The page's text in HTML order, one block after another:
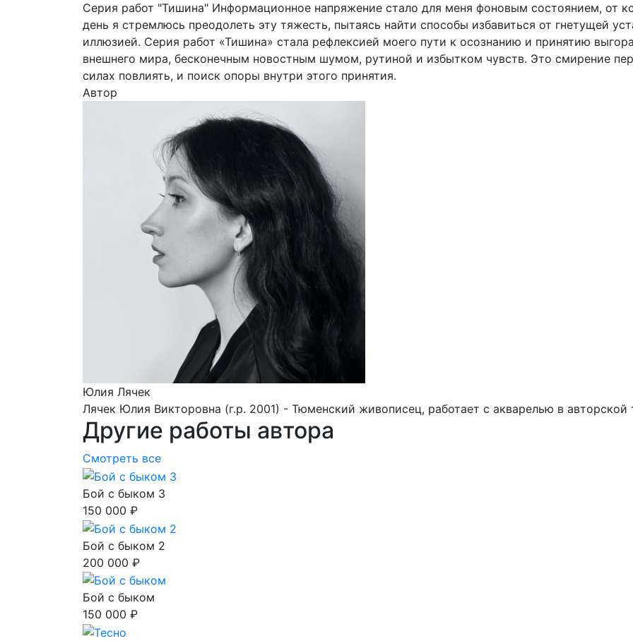
Серия работ "Тишина" Информационное напряжение стало для меня фоновым состоянием, от
день я стремлюсь преодолеть эту тяжесть, пытаясь найти способы избавиться от гнетущей
иллюзией. Серия работ «Тишина» стала рефлексией моего пути к осознанию и принятию
внешнего мира, бесконечным новостным шумом, рутиной и избытком чувств. Это смирение
силах повлиять, и поиск опоры внутри этого принятия.
Автор
Юлия Лячек
Лячек Юлия Викторовна (г.р. 2001) - Тюменский живописец, работает с акварелью в авторской
Другие работы автора
Смотреть все
Бой с быком 3
150 000 ₽
Бой с быком 2
200 000 ₽
Бой с быком
150 000 ₽